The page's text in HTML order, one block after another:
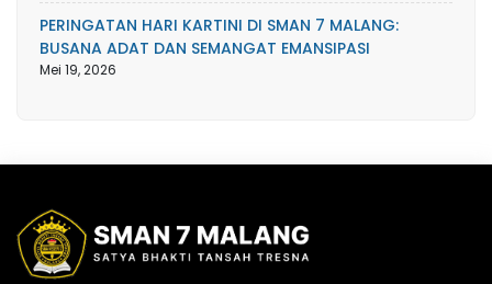
PERINGATAN HARI KARTINI DI SMAN 7 MALANG:
BUSANA ADAT DAN SEMANGAT EMANSIPASI
Mei 19, 2026